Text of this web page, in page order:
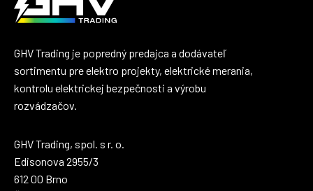
GHV Trading je popredný predajca a dodávateľ
sortimentu pre elektro projekty, elektrické merania,
kontrolu elektrickej bezpečnosti a výrobu
rozvádzačov.
GHV Trading, spol. s r. o.
Edisonova 2955/3
612 00 Brno